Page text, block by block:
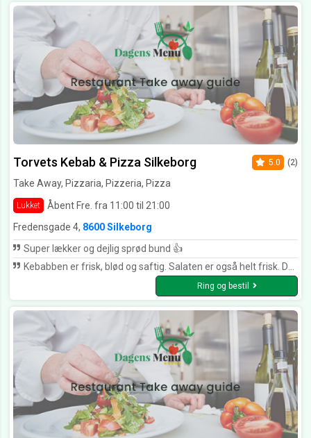
Torvets Kebab & Pizza Silkeborg
Take Away, Pizzaria, Pizzeria, Pizza
Lukket Åbent Fre. fra 11:00 til 21:00
5.0 (2)
Fredensgade 4, 8600 Silkeborg
Super lækker og dejlig sprød bund 👍
Kebabben er frisk, blød og saftig. Salaten er også helt frisk. De laver også deres eget brød
Ring og bestil